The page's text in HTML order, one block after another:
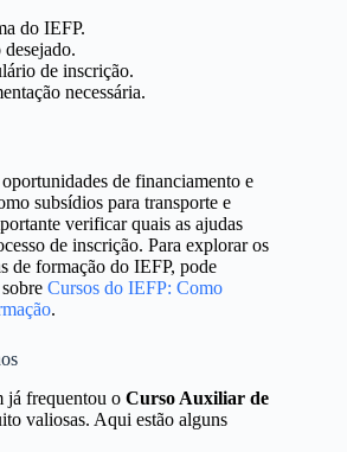
do IEFP.
de inscrição.
necessária.
de financiamento e
subsídios para transporte e
verificar quais as ajudas
de inscrição. Para explorar os
de formação do IEFP, pode
Cursos do IEFP: Como
.
já frequentou o Curso Auxiliar de
valiosas. Aqui estão alguns